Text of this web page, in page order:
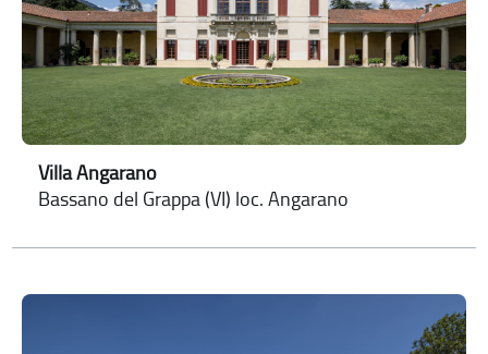
Villa Angarano
Bassano del Grappa (VI) loc. Angarano